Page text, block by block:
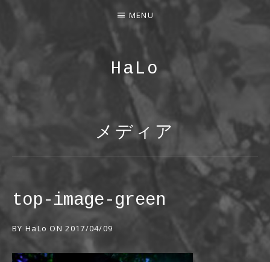
HaLo
Project HaLo: For Music, Narration and more…
MENU
メディア
top-image-green
BY HaLo ON 2017/04/09